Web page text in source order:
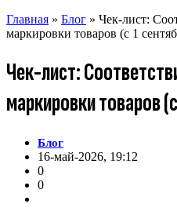
Главная » Блог » Чек-лист:
маркировки товаров (с 1
Чек-лист:
маркировки товаров
Блог
16-май-2026, 19:12
0
0